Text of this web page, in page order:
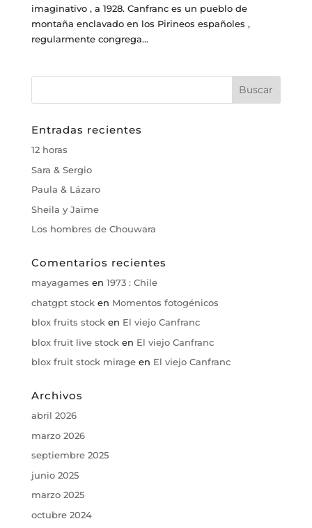
imaginativo , a 1928. Canfranc es un pueblo de
montaña enclavado en los Pirineos españoles ,
regularmente congrega...
Entradas recientes
12 horas
Sara & Sergio
Paula & Lázaro
Sheila y Jaime
Los hombres de Chouwara
Comentarios recientes
mayagames en 1973 : Chile
chatgpt stocken Momentos fotogénicos
blox fruits stocken El viejo Canfranc
blox fruit live stocken El viejo Canfranc
blox fruit stock mirageen El viejo Canfranc
Archivos
abril 2026
marzo 2026
septiembre 2025
junio 2025
marzo 2025
octubre 2024